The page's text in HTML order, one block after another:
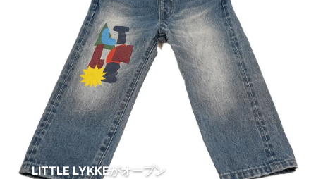
LITTLE LYKKEがオープン